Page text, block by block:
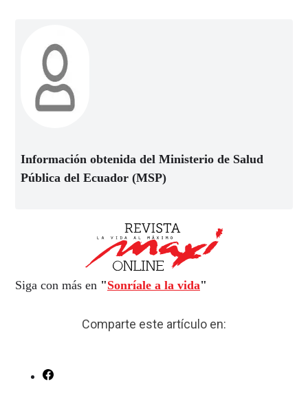
Información obtenida del Ministerio de Salud
Pública del Ecuador (MSP)
Siga con más en "Sonríale a la vida"
Comparte este artículo en: